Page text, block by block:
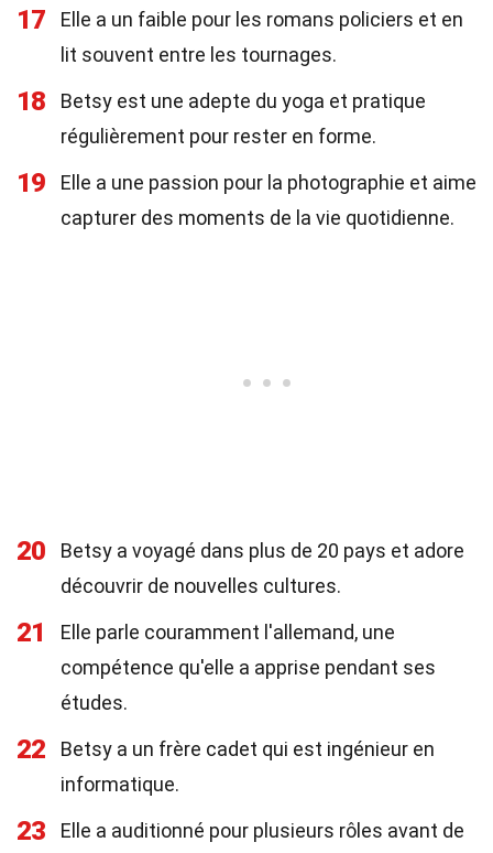
17
Elle a un faible pour les romans policiers et en
lit souvent entre les tournages.
18
Betsy est une adepte du yoga et pratique
régulièrement pour rester en forme.
19
Elle a une passion pour la photographie et aime
capturer des moments de la vie quotidienne.
20
Betsy a voyagé dans plus de 20 pays et adore
découvrir de nouvelles cultures.
21
Elle parle couramment l'allemand, une
compétence qu'elle a apprise pendant ses
études.
22
Betsy a un frère cadet qui est ingénieur en
informatique.
23
Elle a auditionné pour plusieurs rôles avant de